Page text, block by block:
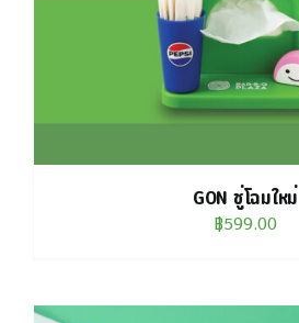
GON ชู่โฉมใหม่
฿599.00